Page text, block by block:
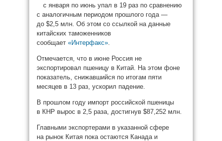
с января по июнь упал в 19 раз по сравнению
с аналогичным периодом прошлого года —
до $2,5 млн. Об этом со ссылкой на данные
китайских таможенников
сообщает «Интерфакс».
Отмечается, что в июне Россия не
экспортировал пшеницу в Китай. На этом фоне
показатель, снижавшийся по итогам пяти
месяцев в 13 раз, ускорил падение.
В прошлом году импорт российской пшеницы
в КНР вырос в 2,5 раза, достигнув $87,252 млн.
Главными экспортерами в указанной сфере
на рынок Китая пока остаются Канада и